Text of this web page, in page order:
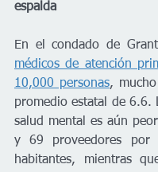
espalda
En el condado de
médicos de atención
10,000 personas,
promedio estatal de 6.6.
salud mental es aún
y 69 proveedores por
habitantes, mientras